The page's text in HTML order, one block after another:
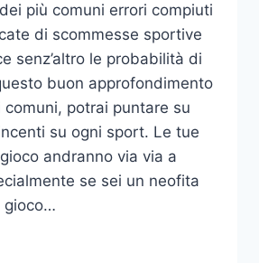
più comuni errori compiuti
di scommesse sportive
senz’altro le probabilità di
buon approfondimento
comuni, potrai puntare su
su ogni sport. Le tue
andranno via via a
se sei un neofita
gioco…